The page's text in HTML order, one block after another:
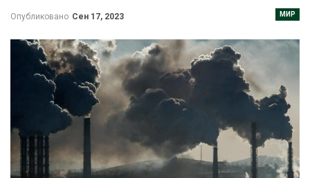
МИР
Опубликовано Сен 17, 2023